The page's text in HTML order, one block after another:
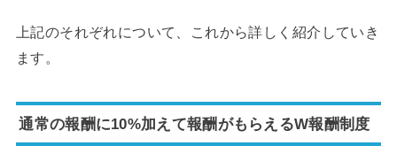
上記のそれぞれについて、これから詳しく紹介していき
ます。
通常の報酬に10%加えて報酬がもらえるW報酬制度